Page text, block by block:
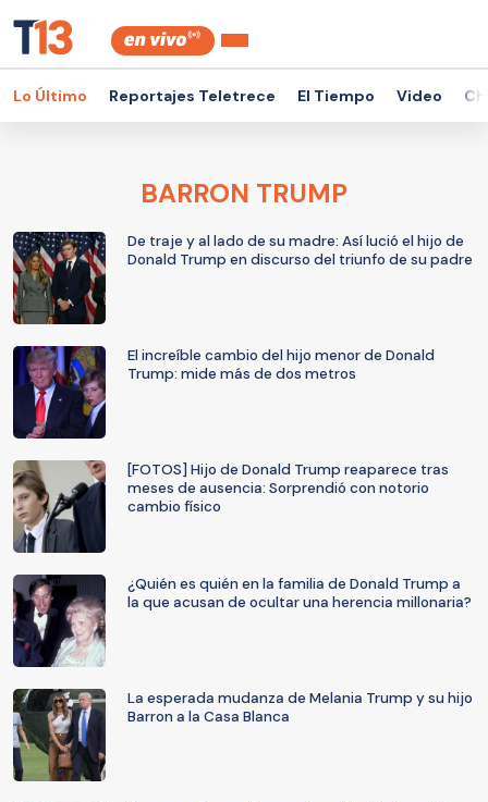
Lo Último Reportajes Teletrece El Tiempo Video
BARRON TRUMP
De traje y al lado de su madre: Así lució el hijo de
Donald Trump en discurso del triunfo de su padre
El increíble cambio del hijo menor de Donald
Trump: mide más de dos metros
[FOTOS] Hijo de Donald Trump reaparece tras
meses de ausencia: Sorprendió con notorio
cambio físico
¿Quién es quién en la familia de Donald Trump a
la que acusan de ocultar una herencia millonaria?
La esperada mudanza de Melania Trump y su hijo
Barron a la Casa Blanca